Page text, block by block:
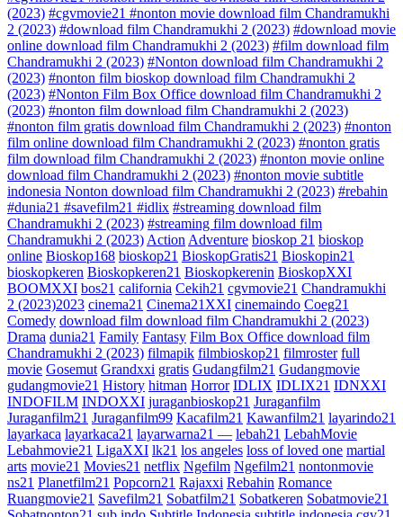
(2023) #cgvmovie21 #nonton movie download film Chandramukhi
2 (2023) #download film Chandramukhi 2 (2023) #download movie
online download film Chandramukhi 2 (2023) #film download film
Chandramukhi 2 (2023) #Nonton download film Chandramukhi 2
(2023) #nonton film bioskop download film Chandramukhi 2
(2023) #Nonton Film Box Office download film Chandramukhi 2
(2023) #nonton film download film Chandramukhi 2 (2023)
#nonton film gratis download film Chandramukhi 2 (2023) #nonton
film online download film Chandramukhi 2 (2023) #nonton gratis
film download film Chandramukhi 2 (2023) #nonton movie online
download film Chandramukhi 2 (2023) #nonton movie subtitle
indonesia Nonton download film Chandramukhi 2 (2023) #rebahin
#dunia21 #savefilm21 #idlix #streaming download film
Chandramukhi 2 (2023) #streaming film download film
Chandramukhi 2 (2023) Action Adventure bioskop 21 bioskop
online Bioskop168 bioskop21 BioskopGratis21 Bioskopin21
bioskopkeren Bioskopkeren21 Bioskopkerenin BioskopXXI
BOOMXXI bos21 california Cekih21 cgvmovie21 Chandramukhi
2 (2023)2023 cinema21 Cinema21XXI cinemaindo Coeg21
Comedy download film download film Chandramukhi 2 (2023)
Drama dunia21 Family Fantasy Film Box Office download film
Chandramukhi 2 (2023) filmapik filmbioskop21 filmroster full
movie Gosemut Grandxxi gratis Gudangfilm21 Gudangmovie
gudangmovie21 History hitman Horror IDLIX IDLIX21 IDNXXI
INDOFILM INDOXXI juraganbioskop21 Juraganfilm
Juraganfilm21 Juraganfilm99 Kacafilm21 Kawanfilm21 layarindo21
layarkaca layarkaca21 layarwarna21 — lebah21 LebahMovie
Lebahmovie21 LigaXXI lk21 los angeles loss of loved one martial
arts movie21 Movies21 netflix Ngefilm Ngefilm21 nontonmovie
ns21 Planetfilm21 Popcorn21 Rajaxxi Rebahin Romance
Ruangmovie21 Savefilm21 Sobatfilm21 Sobatkeren Sobatmovie21